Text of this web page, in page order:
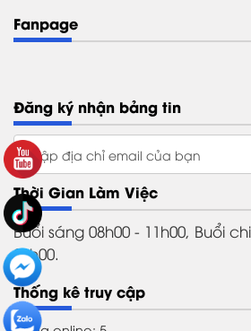
Fanpage
Đăng ký nhận bảng tin
Thời Gian Làm Việc
Buổi sáng 08h00 - 11h00, Buổi
21h00.
Thống kê truy cập